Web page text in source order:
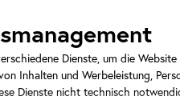
als eine Archäologie des
Dienste, um die
Inhalten und Werbeleistung,
Dienste nicht technisch